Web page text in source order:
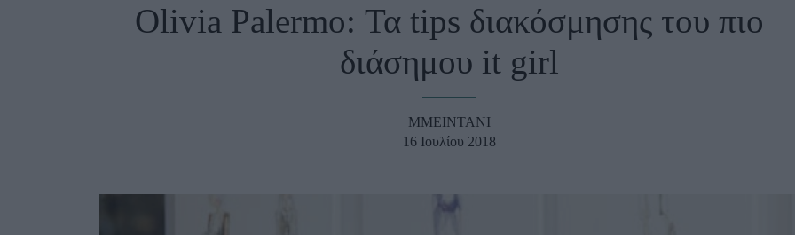
Woman Power Πρόσωπα Ζώδια
Olivia Palermo: Τα tips διακόσμησης του πιο
διάσημου it girl
MMEINTANI
16 Ιουλίου 2018